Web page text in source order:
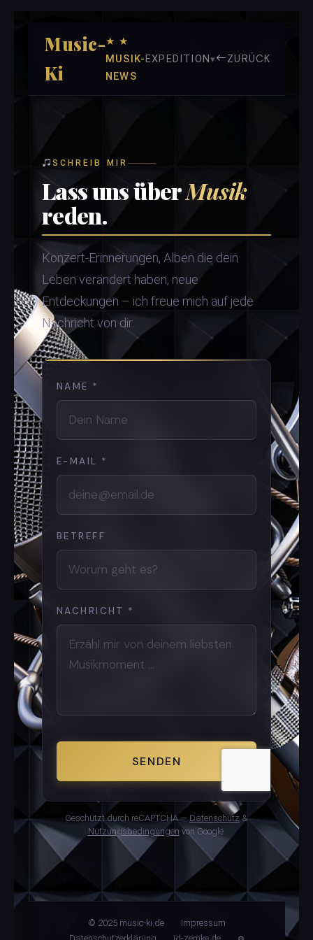
Music-
Ki
★ ★
MUSIK-
NEWS
EXPEDITION ZURÜCK
SCHREIB MIR
Lass uns überMusik
reden.
Konzert-Erinnerungen, Alben die dein
Leben verändert haben, neue
Entdeckungen – ich freue mich auf jede
Nachricht von dir.
NAME *
E-MAIL *
BETREFF
NACHRICHT *
SENDEN
Geschützt durch reCAPTCHA —Datenschutz&
Nutzungsbedingungen von Google.
© 2025 music-ki.de
Impressum